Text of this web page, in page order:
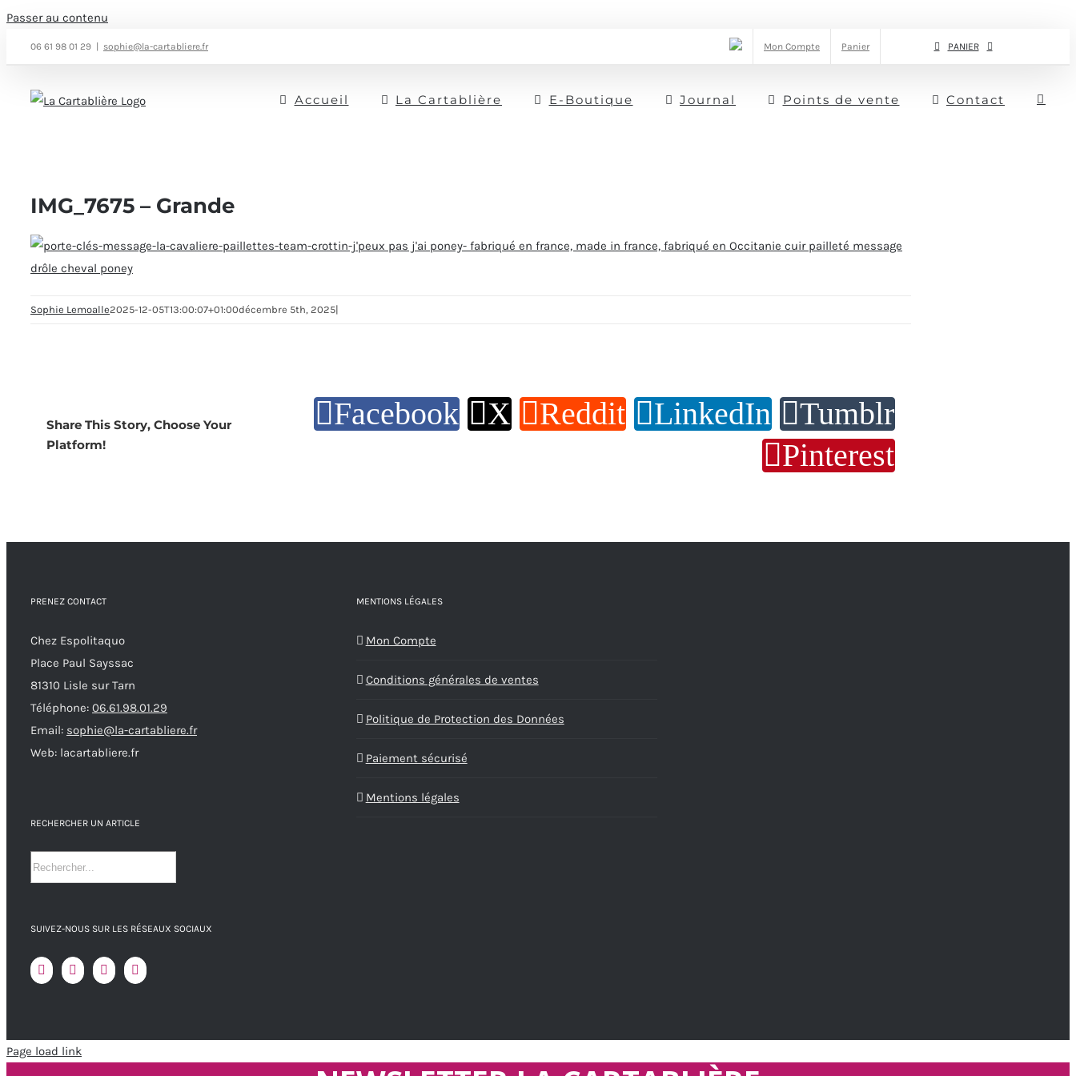
Passer au contenu
06 61 98 01 29 sophie@la-cartabliere.fr Mon Compte Panier PANIER
Accueil La Cartablière E-Boutique Journal Points de vente Contact
IMG_7675 – Grande
Sophie Lemoalle2025-12-05T13:00:07+01:00décembre 5th, 2025|
Share This Story, Choose Your
Platform!
Facebook X Reddit LinkedIn
Tumblr
Pinterest
PRENEZ CONTACT
Chez Espolitaquo
Place Paul Sayssac
81310 Lisle sur Tarn
Téléphone: 06.61.98.01.29
Email: sophie@la-cartabliere.fr
Web: lacartabliere.fr
MENTIONS LÉGALES
Mon Compte
Conditions générales de ventes
Politique de Protection des Données
Paiement sécurisé
Mentions légales
RECHERCHER UN ARTICLE
SUIVEZ-NOUS SUR LES RÉSEAUX SOCIAUX
Page load link